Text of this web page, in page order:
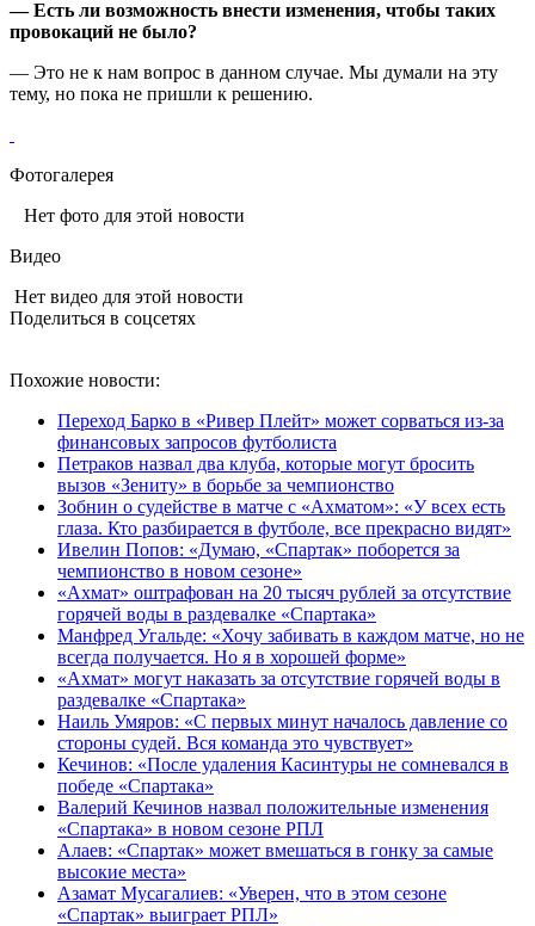
— Есть ли возможность внести изменения, чтобы таких
провокаций не было?
— Это не к нам вопрос в данном случае. Мы думали на эту
тему, но пока не пришли к решению.
Фотогалерея
Нет фото для этой новости
Видео
Нет видео для этой новости
Поделиться в соцсетях
Похожие новости:
Переход Барко в «Ривер Плейт» может сорваться из‑за
финансовых запросов футболиста
Петраков назвал два клуба, которые могут бросить
вызов «Зениту» в борьбе за чемпионство
Зобнин о судействе в матче с «Ахматом»: «У всех есть
глаза. Кто разбирается в футболе, все прекрасно видят»
Ивелин Попов: «Думаю, «Спартак» поборется за
чемпионство в новом сезоне»
«Ахмат» оштрафован на 20 тысяч рублей за отсутствие
горячей воды в раздевалке «Спартака»
Манфред Угальде: «Хочу забивать в каждом матче, но не
всегда получается. Но я в хорошей форме»
«Ахмат» могут наказать за отсутствие горячей воды в
раздевалке «Спартака»
Наиль Умяров: «С первых минут началось давление со
стороны судей. Вся команда это чувствует»
Кечинов: «После удаления Касинтуры не сомневался в
победе «Спартака»
Валерий Кечинов назвал положительные изменения
«Спартака» в новом сезоне РПЛ
Алаев: «Спартак» может вмешаться в гонку за самые
высокие места»
Азамат Мусагалиев: «Уверен, что в этом сезоне
«Спартак» выиграет РПЛ»